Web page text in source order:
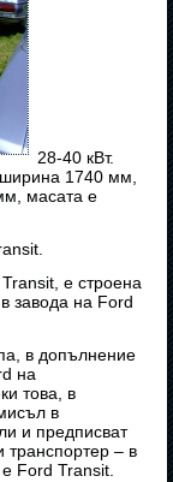
28-40 кВт.
1740 мм,
масата е
е строена
завода на Ford
в допълнение
на
това, в
в
и предписват
транспортер – в
Ford Transit.